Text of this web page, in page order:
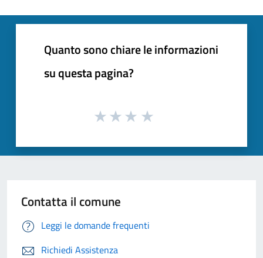
Quanto sono chiare le informazioni
su questa pagina?
Contatta il comune
Leggi le domande frequenti
Richiedi Assistenza